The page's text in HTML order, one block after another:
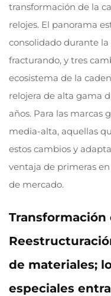
transformación de la
relojes. El panorama
consolidado durante
fracturando, y tres
ecosistema de la
relojera de alta gama
años. Para las marcas
media-alta, aquellas
estos cambios y
ventaja de primeras
de mercado.
de materiales;
especiales